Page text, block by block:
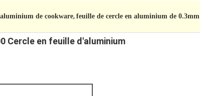
de cookware, feuille de cercle en aluminium de 0.3mm
Cercle en feuille d'aluminium